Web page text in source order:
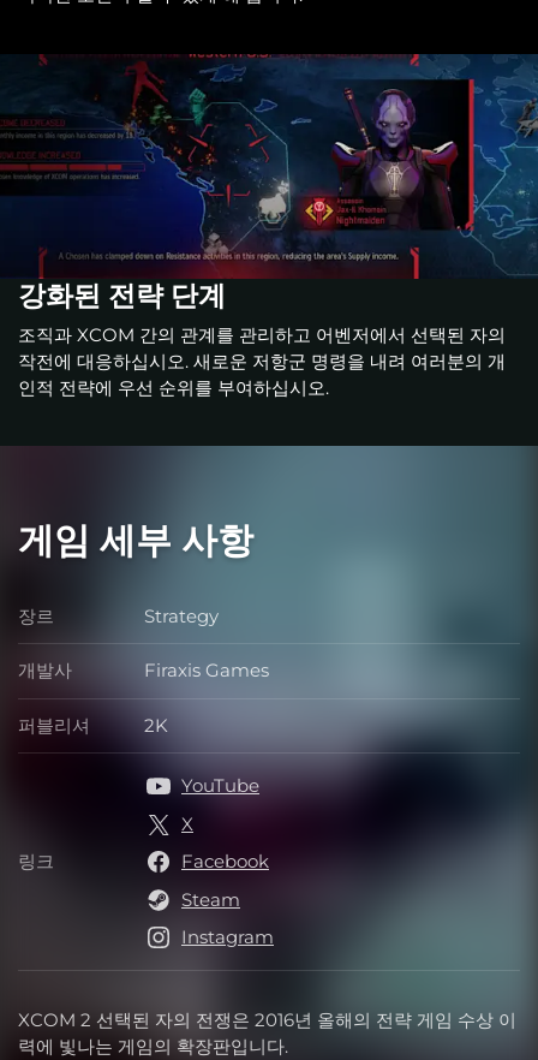
강화된 전략 단계
조직과 XCOM 간의 관계를 관리하고 어벤저에서 선택된 자의
작전에 대응하십시오. 새로운 저항군 명령을 내려 여러분의 개
인적 전략에 우선 순위를 부여하십시오.
게임 세부 사항
XCOM 2 선택된 자의 전쟁은 2016년 올해의 전략 게임 수상 이
력에 빛나는 게임의 확장판입니다.
장르 장르
Strategy
개발사 개발사
Firaxis Games
퍼블리셔 퍼블리셔
2K
링크 링크
YouTube
X
Facebook
Steam
Instagram